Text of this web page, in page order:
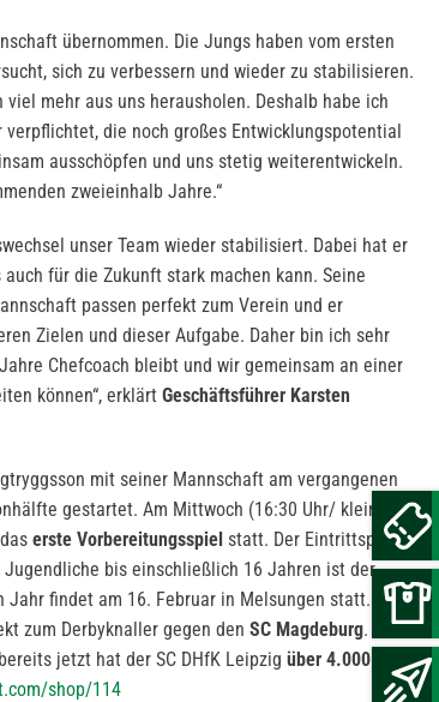
übernommen. Die Jungs haben vom ersten
sich zu verbessern und wieder zu stabilisieren.
mehr aus uns herausholen. Deshalb habe ich
die noch großes Entwicklungspotential
ausschöpfen und uns stetig weiterentwickeln.
zweieinhalb Jahre.“
unser Team wieder stabilisiert. Dabei hat er
für die Zukunft stark machen kann. Seine
passen perfekt zum Verein und er
Zielen und dieser Aufgabe. Daher bin ich sehr
Chefcoach bleibt und wir gemeinsam an einer
können“, erklärt Geschäftsführer Karsten
mit seiner Mannschaft am vergangenen
gestartet. Am Mittwoch (16:30 Uhr/ kleine
das erste Vorbereitungsspiel statt. Der Eintrittspreis
bis einschließlich 16 Jahren ist der
findet am 16. Februar in Melsungen statt. Zum
zum Derbyknaller gegen den SC Magdeburg. Der
jetzt hat der SC DHfK Leipzig über 4.000
shop/114